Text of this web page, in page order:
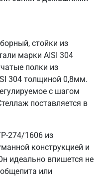
стойки из
марки AISI 304
полки из
304 толщиной 0,8мм.
с шагом
поставляется в
274/1606 из
конструкцией и
идеально впишется не
или